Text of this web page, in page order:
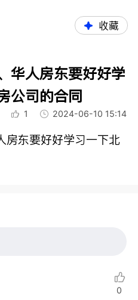
收藏
华人房东要好好学
公司的合同
1 2024-06-10 15:14
房东要好好学习一下北
0